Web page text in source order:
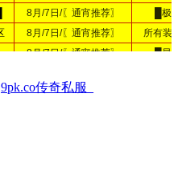
9pk.co传奇私服_